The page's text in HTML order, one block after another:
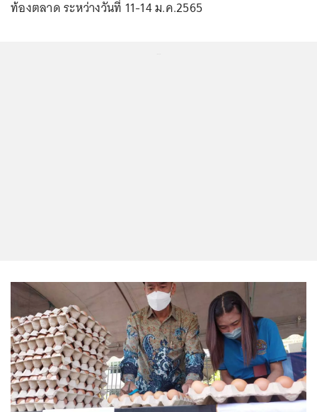
ท้องตลาด ระหว่างวันที่ 11-14 ม.ค.2565